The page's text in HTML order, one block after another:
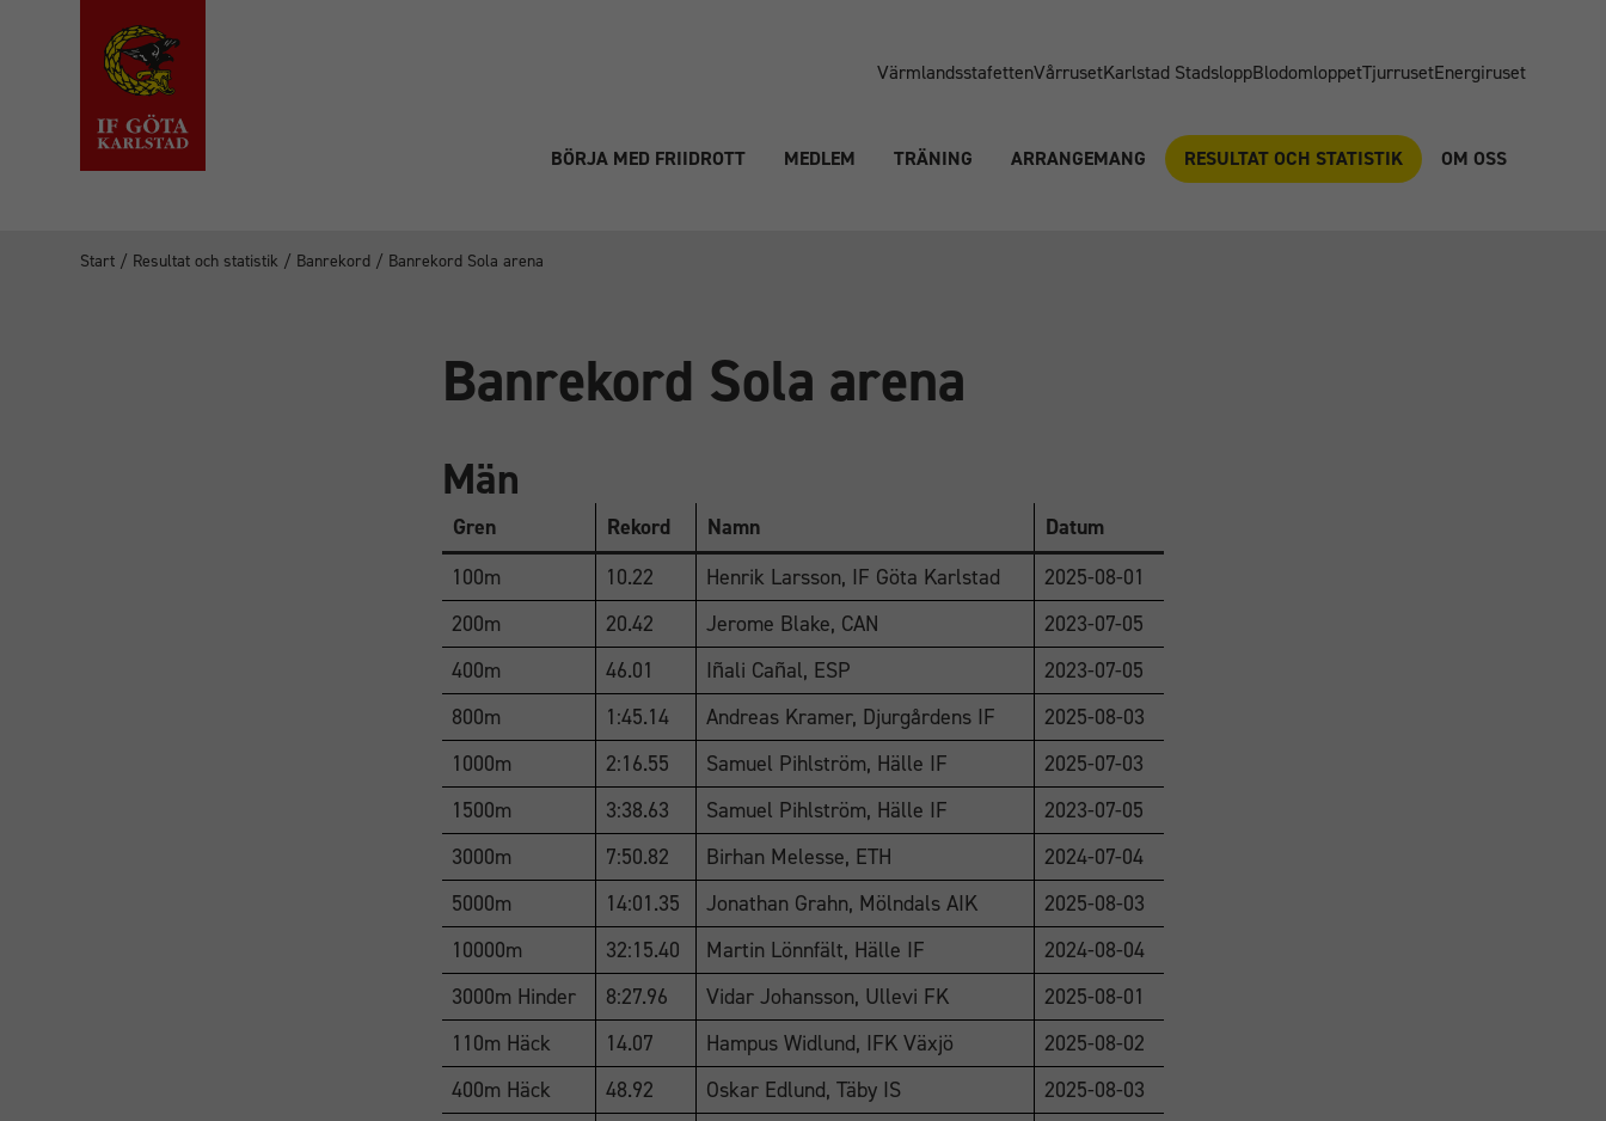
VärmlandsstafettenVårrusetKarlstad StadsloppBlodomloppetTjurrusetEnergiruset
BÖRJA MED FRIIDROTT MEDLEM TRÄNING ARRANGEMANG RESULTAT OCH STATISTIK OM OSS
Start / Resultat och statistik / Banrekord / Banrekord Sola arena
Banrekord Sola arena
Män
Gren Rekord Namn
Datum
100m
10.22 Henrik Larsson, IF Göta Karlstad
2025-08-01
200m
20.42 Jerome Blake, CAN
2023-07-05
400m
46.01 Iñali Cañal, ESP
2023-07-05
800m
1:45.14 Andreas Kramer, Djurgårdens IF
2025-08-03
1000m
2:16.55 Samuel Pihlström, Hälle IF
2025-07-03
1500m
3:38.63 Samuel Pihlström, Hälle IF
2023-07-05
3000m
7:50.82 Birhan Melesse, ETH
2024-07-04
5000m
14:01.35 Jonathan Grahn, Mölndals AIK
2025-08-03
10000m
32:15.40 Martin Lönnfält, Hälle IF
2024-08-04
3000m Hinder
8:27.96 Vidar Johansson, Ullevi FK
2025-08-01
110m Häck
14.07 Hampus Widlund, IFK Växjö
2025-08-02
400m Häck
48.92 Oskar Edlund, Täby IS
2025-08-03